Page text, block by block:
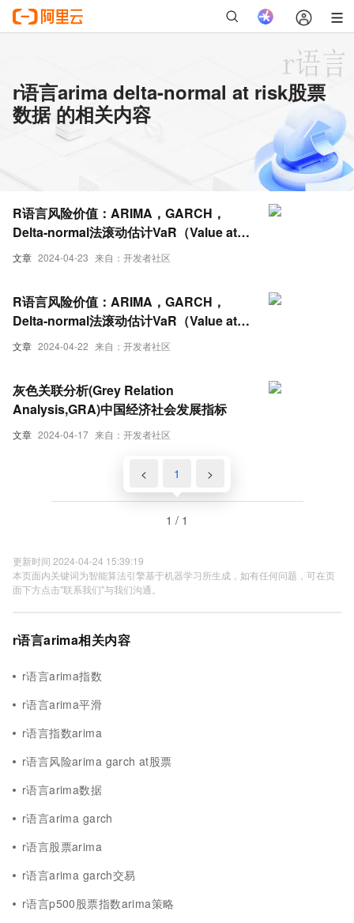
r语言arima delta-normal at risk股票
数据 的相关内容
文章 2024-04-23 来自：开发者社区
R语言风险价值：ARIMA，GARCH，
Delta-normal法滚动估计VaR（Value at
Risk）和回测分析股票数据
文章 2024-04-22 来自：开发者社区
R语言风险价值：ARIMA，GARCH，
Delta-normal法滚动估计VaR（Value at
Risk）和回测分析股票数据-3
文章 2024-04-17 来自：开发者社区
灰色关联分析(Grey Relation
Analysis,GRA)中国经济社会发展指标
< 1 >
1 / 1
更新时间 2024-04-24 15:39:19
本页面内关键词为智能算法引擎基于机器学习所生成，如有任何问题，可在页
面下方点击"联系我们"与我们沟通。
r语言arima相关内容
r语言arima指数
r语言arima平滑
r语言指数arima
r语言风险arima garch at股票
r语言arima数据
r语言arima garch
r语言股票arima
r语言arima garch交易
r语言p500股票指数arima策略